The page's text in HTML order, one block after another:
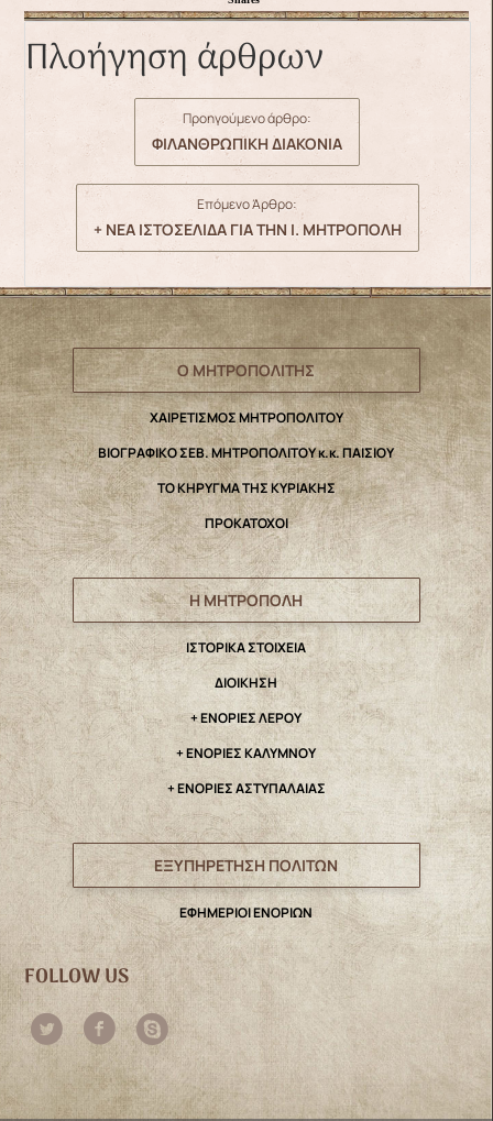
Πλοήγηση άρθρων
Προηγούμενο άρθρο:
ΦΙΛΑΝΘΡΩΠΙΚΗ ΔΙΑΚΟΝΙΑ
Επόμενο Άρθρο:
+ ΝΕΑ ΙΣΤΟΣΕΛΙΔΑ ΓΙΑ ΤΗΝ Ι. ΜΗΤΡΟΠΟΛΗ
Ο ΜΗΤΡΟΠΟΛΙΤΗΣ
ΧΑΙΡΕΤΙΣΜΟΣ ΜΗΤΡΟΠΟΛΙΤΟΥ
ΒΙΟΓΡΑΦΙΚΟ ΣΕΒ. ΜΗΤΡΟΠΟΛΙΤΟΥ κ.κ. ΠΑΙΣΙΟΥ
ΤΟ ΚΗΡΥΓΜΑ ΤΗΣ ΚΥΡΙΑΚΗΣ
ΠΡΟΚΑΤΟΧΟΙ
Η ΜΗΤΡΟΠΟΛΗ
IΣΤΟΡΙΚΑ ΣΤΟΙΧΕΙΑ
ΔΙΟΙΚΗΣΗ
+ ΕΝΟΡΙΕΣ ΛΕΡΟΥ
+ ΕΝΟΡΙΕΣ ΚΑΛΥΜΝΟΥ
+ ΕΝΟΡΙΕΣ ΑΣΤΥΠΑΛΑΙΑΣ
ΕΞΥΠΗΡΕΤΗΣΗ ΠΟΛΙΤΩΝ
ΕΦΗΜΕΡΙΟΙ ΕΝΟΡΙΩΝ
FOLLOW US